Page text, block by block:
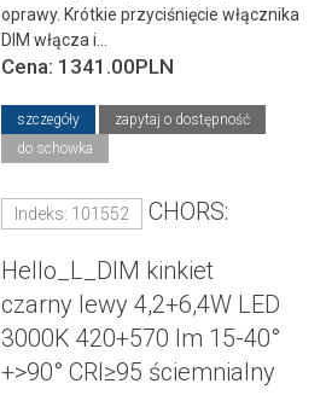
oprawy. Krótkie przyciśnięcie włącznika
DIM włącza i...
Cena: 1341.00PLN
szczegóły
zapytaj o dostępność
do schowka
Indeks: 101552 CHORS:
Hello_L_DIM kinkiet
czarny lewy 4,2+6,4W LED
3000K 420+570 lm 15-40°
+>90° CRI≥95 ściemnialny